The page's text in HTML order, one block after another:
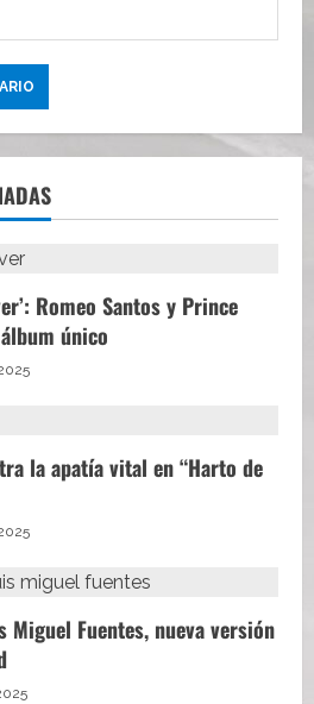
Romeo Santos y Prince
único
la apatía vital en “Harto de
Miguel Fuentes, nueva versión